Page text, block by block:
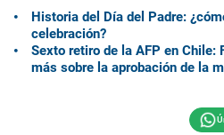
Historia del Día del Padre:
celebración?
Sexto retiro de la AFP en Chile:
más sobre la aprobación de la